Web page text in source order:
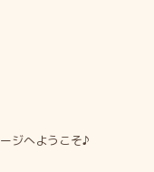
ジへようこそ♪